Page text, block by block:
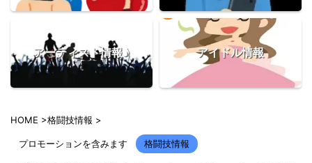
アーティスト情報♪ アイドル情報
HOME >格闘技情報 >
プロモーションを含みます 格闘技情報